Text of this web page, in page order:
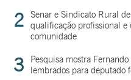
2
Senar e Sindicato Rural
qualificação profissional e
comunidade
3
Pesquisa mostra
lembrados para deputado